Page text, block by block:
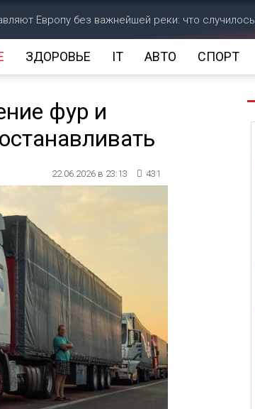
Европу без важнейшей реки: что случилось
ЗДОРОВЬЕ IT АВТО СПОРТ
фур и
22.06.2026 в 23:13 431